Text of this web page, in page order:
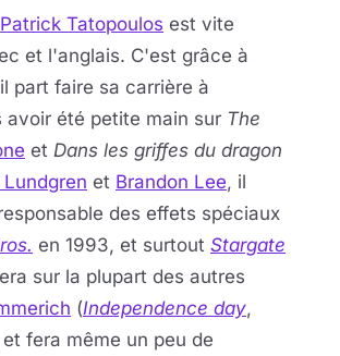
Patrick Tatopoulos est vite
et l'anglais. C'est grâce à
part faire sa carrière à
avoir été petite main sur The
et Dans les griffes du dragon
Lundgren et Brandon Lee, il
des effets spéciaux
en 1993, et surtout Stargate
sur la plupart des autres
(Independence day,
et fera même un peu de